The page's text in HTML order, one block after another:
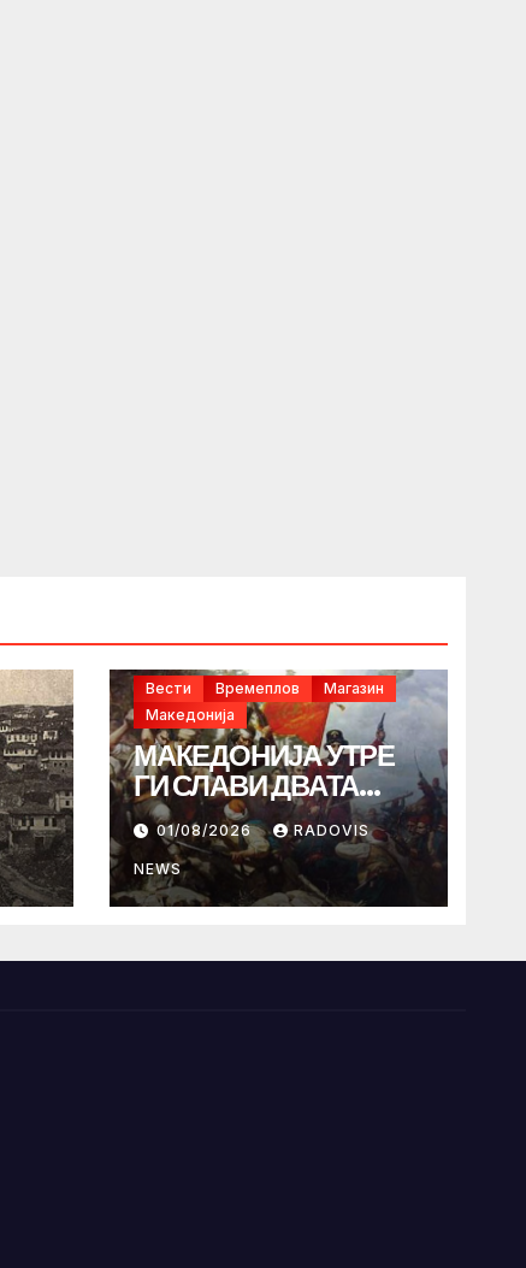
Вести Времеплов
Магазин
Македонија
МАКЕДОНИЈА УТРЕ
ГИ СЛАВИ ДВАТА
ИСТОРИСКИ
ИЛИНДЕНА!
01/08/2026 RADOVIS
NEWS